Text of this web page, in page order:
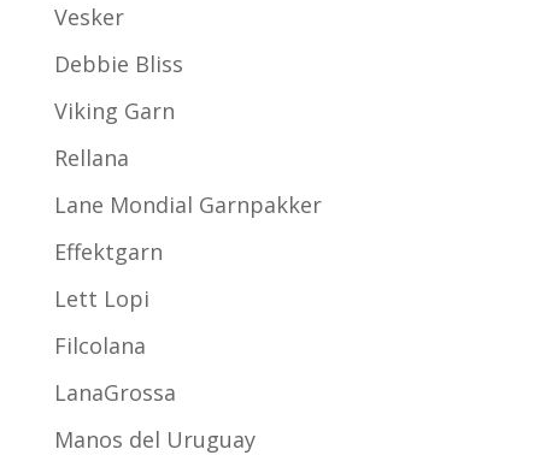
Vesker
Debbie Bliss
Viking Garn
Rellana
Lane Mondial Garnpakker
Effektgarn
Lett Lopi
Filcolana
LanaGrossa
Manos del Uruguay